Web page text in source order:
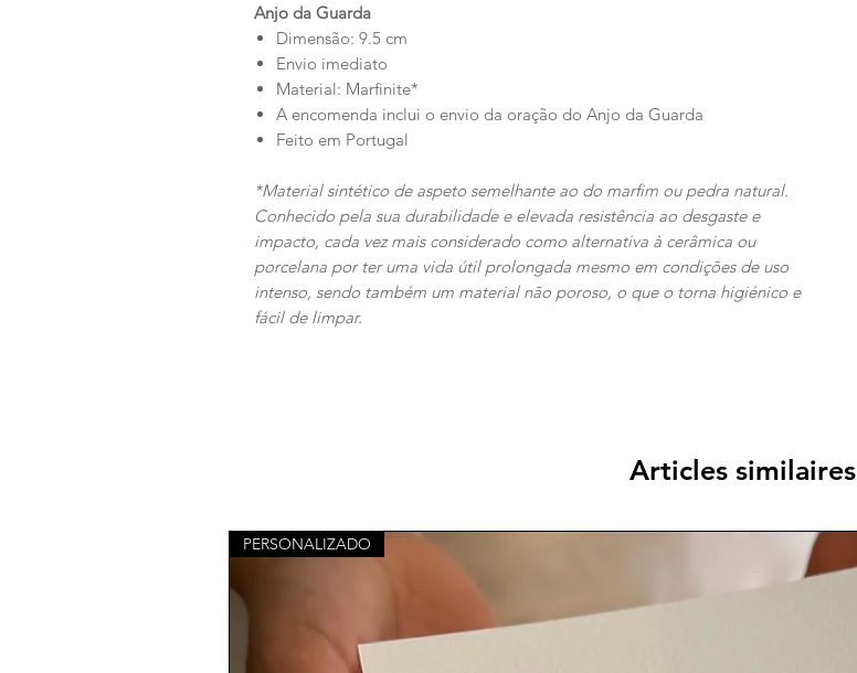
Anjo da Guarda
Dimensão: 9.5 cm
Envio imediato
Material: Marfinite*
A encomenda inclui o envio da oração do Anjo da Guarda
Feito em Portugal
*Material sintético de aspeto semelhante ao do marfim ou pedra natural.
Conhecido pela sua durabilidade e elevada resistência ao desgaste e
impacto, cada vez mais considerado como alternativa à cerâmica ou
porcelana por ter uma vida útil prolongada mesmo em condições de uso
intenso, sendo também um material não poroso, o que o torna higiénico e
fácil de limpar.
Articles similaires
PERSONALIZADO